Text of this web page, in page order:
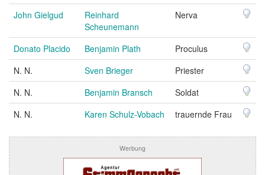
John Gielgud
Reinhard
Scheunemann
Nerva
Donato Placido Benjamin Plath
Proculus
N. N.
Sven Brieger
Priester
N. N.
Benjamin Bransch
Soldat
N. N.
Karen Schulz-Vobach trauernde Frau
Werbung